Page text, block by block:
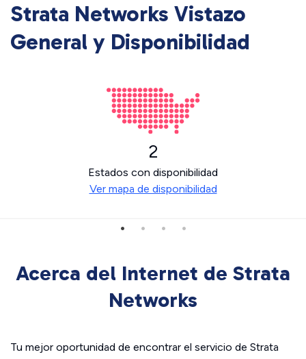
Strata Networks Vistazo
General y Disponibilidad
2
Estados con disponibilidad
Ver mapa de disponibilidad
Acerca del Internet de Strata
Networks
Tu mejor oportunidad de encontrar el servicio de Strata